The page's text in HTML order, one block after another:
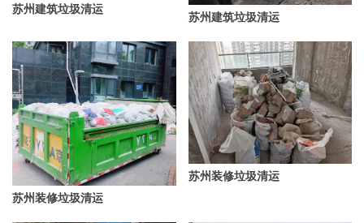
苏州建筑垃圾清运
苏州建筑垃圾清运
苏州装修垃圾清运
苏州装修垃圾清运